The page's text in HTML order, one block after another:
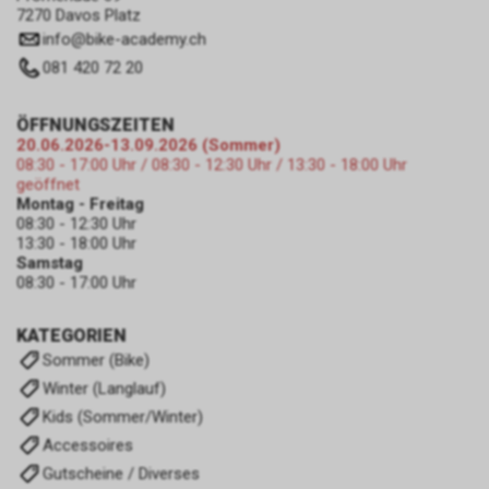
7270 Davos Platz
info@bike-academy.ch
081 420 72 20
KATEGORIEN
Sommer (Bike)
Winter (Langlauf)
Kids (Sommer/Winter)
Accessoires
Gutscheine / Diverses
ÖFFNUNGSZEITEN
20.06.2026-13.09.2026 (Sommer)
08:30 - 17:00 Uhr / 08:30 - 12:30 Uhr / 13:30 - 18:00 Uhr
geöffnet
Montag - Freitag
08:30 - 12:30 Uhr
13:30 - 18:00 Uhr
Samstag
08:30 - 17:00 Uhr